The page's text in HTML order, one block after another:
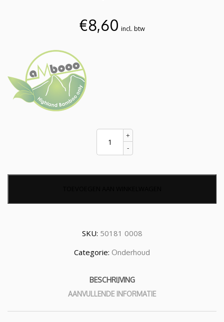
€8,60 incl. btw
Spons
quantity
+
-
SKU: 50181 0008
Categorie: Onderhoud
BESCHRIJVING
AANVULLENDE INFORMATIE